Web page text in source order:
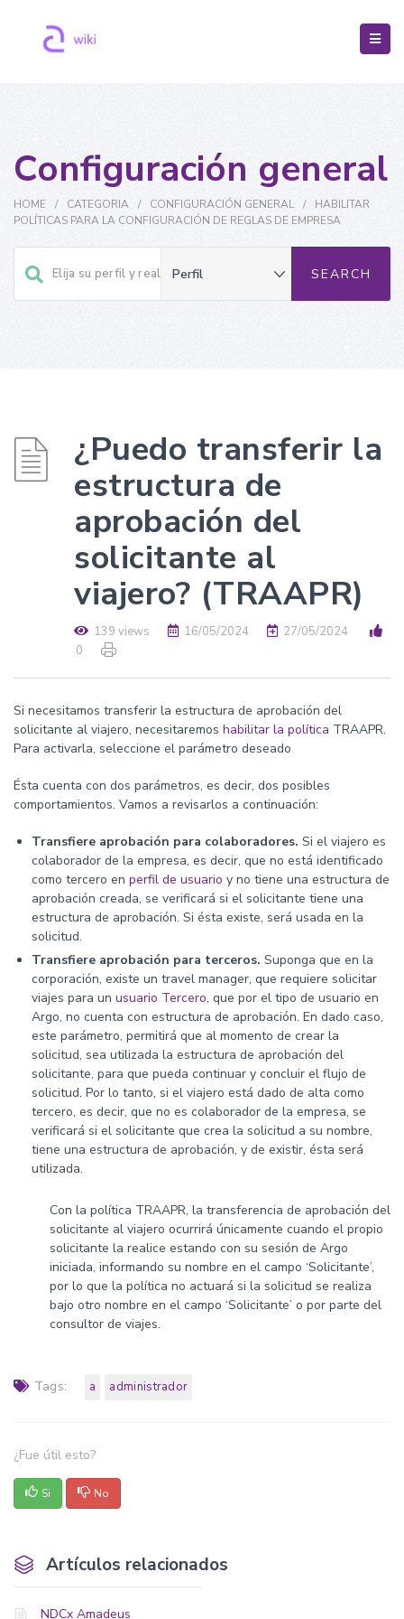
Configuración general
HOME / CATEGORIA / CONFIGURACIÓN GENERAL /
HABILITAR
POLÍTICAS PARA LA CONFIGURACIÓN DE REGLAS DE EMPRESA
¿Puedo transferir la
estructura de
aprobación del
solicitante al
viajero? (TRAAPR)
139 views 16/05/2024
27/05/2024
0
Si necesitamos transferir la estructura de aprobación del
solicitante al viajero, necesitaremos habilitar la política TRAAPR.
Para activarla, seleccione el parámetro deseado
Ésta cuenta con dos parámetros, es decir, dos posibles
comportamientos. Vamos a revisarlos a continuación:
Transfiere aprobación para colaboradores. Si el viajero es
colaborador de la empresa, es decir, que no está identificado
como tercero en perfil de usuario y no tiene una estructura de
aprobación creada, se verificará si el solicitante tiene una
estructura de aprobación. Si ésta existe, será usada en la
solicitud.
Transfiere aprobación para terceros. Suponga que en la
corporación, existe un travel manager, que requiere solicitar
viajes para un usuario Tercero, que por el tipo de usuario en
Argo, no cuenta con estructura de aprobación. En dado caso,
este parámetro, permitirá que al momento de crear la
solicitud, sea utilizada la estructura de aprobación del
solicitante, para que pueda continuar y concluir el flujo de
solicitud. Por lo tanto, si el viajero está dado de alta como
tercero, es decir, que no es colaborador de la empresa, se
verificará si el solicitante que crea la solicitud a su nombre,
tiene una estructura de aprobación, y de existir, ésta será
utilizada.
Con la política TRAAPR, la transferencia de aprobación del
solicitante al viajero ocurrirá únicamente cuando el propio
solicitante la realice estando con su sesión de Argo
iniciada, informando su nombre en el campo ‘Solicitante’,
por lo que la política no actuará si la solicitud se realiza
bajo otro nombre en el campo ‘Solicitante’ o por parte del
consultor de viajes.
Tags: a administrador
¿Fue útil esto?
Si No
Artículos relacionados
NDCx Amadeus